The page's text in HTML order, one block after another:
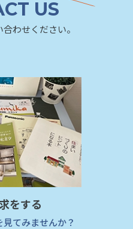
US
わせください。
をする
てみませんか？